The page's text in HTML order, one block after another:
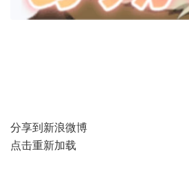
分享到新浪微博
点击重新加载